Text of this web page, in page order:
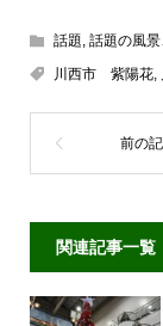
話題, 話題の風
川西市 紫陽花,
関連記事一覧